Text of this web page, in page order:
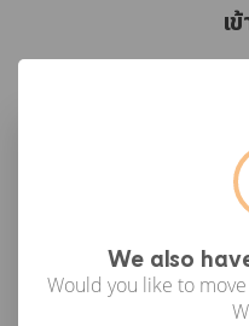
We also
Would you like to
เ
เข้าสู่